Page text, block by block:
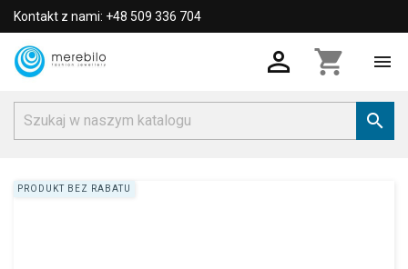
Kontakt z nami: +48 509 336 704
 shopping_cart 

PRODUKT BEZ RABATU